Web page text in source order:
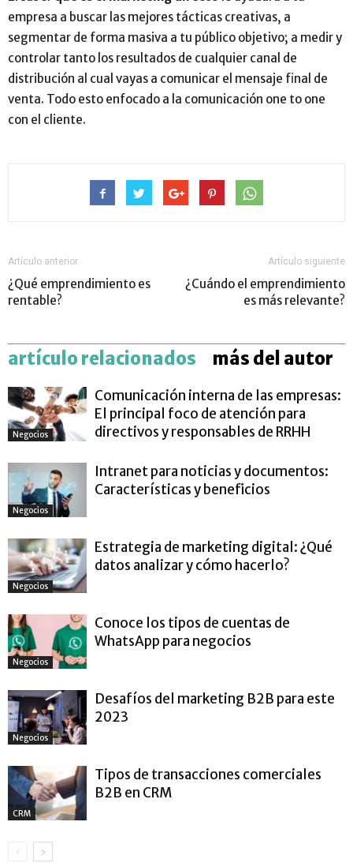
empresa a buscar las mejores tácticas creativas, a
segmentar de forma masiva a tu público objetivo; a medir y
controlar tanto los resultados de cualquier canal de
distribución al cual vayas a comunicar el mensaje final de
venta. Todo esto enfocado a la comunicación one to one
con el cliente.
Artículo anterior
¿Qué emprendimiento es
rentable?
Artículo siguiente
¿Cuándo el emprendimiento
es más relevante?
artículo relacionados más del autor
Negocios
Comunicación interna de las empresas:
El principal foco de atención para
directivos y responsables de RRHH
Negocios
Intranet para noticias y documentos:
Características y beneficios
Negocios
Estrategia de marketing digital: ¿Qué
datos analizar y cómo hacerlo?
Negocios
Conoce los tipos de cuentas de
WhatsApp para negocios
Negocios
Desafíos del marketing B2B para este
2023
CRM
Tipos de transacciones comerciales
B2B en CRM